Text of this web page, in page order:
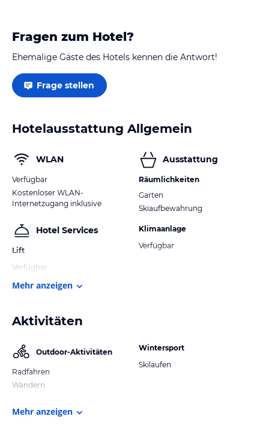
Fragen zum Hotel?
Ehemalige Gäste des Hotels kennen die Antwort!
Frage stellen
Hotelausstattung Allgemein
WLAN
Verfügbar
Kostenloser WLAN-
Internetzugang inklusive
Hotel Services
Lift
Verfügbar
Ausstattung
Räumlichkeiten
Garten
Skiaufbewahrung
Klimaanlage
Verfügbar
Mehr anzeigen
Aktivitäten
Outdoor-Aktivitäten
Radfahren
Wandern
Wintersport
Skilaufen
Mehr anzeigen